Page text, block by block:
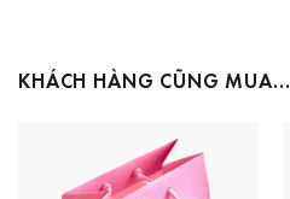
KHÁCH HÀNG CŨNG MUA…